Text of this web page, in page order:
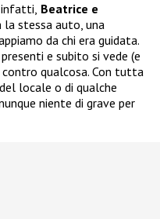
infatti, Beatrice e
stessa auto, una
da chi era guidata.
e subito si vede (e
qualcosa. Con tutta
locale o di qualche
niente di grave per